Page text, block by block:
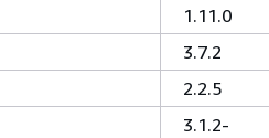
1.11.0
3.7.2
2.2.5
3.1.2-